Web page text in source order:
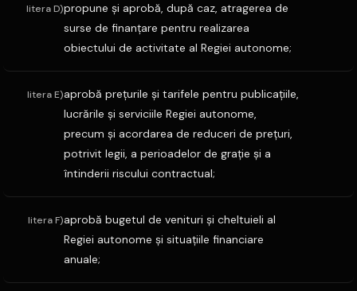
litera D)propune şi aprobă, după caz, atragerea de
surse de finanţare pentru realizarea
obiectului de activitate al Regiei autonome;
litera E)aprobă preţurile şi tarifele pentru publicaţiile,
lucrările şi serviciile Regiei autonome,
precum şi acordarea de reduceri de preţuri,
potrivit legii, a perioadelor de graţie şi a
întinderii riscului contractual;
litera F)aprobă bugetul de venituri şi cheltuieli al
Regiei autonome şi situaţiile financiare
anuale;